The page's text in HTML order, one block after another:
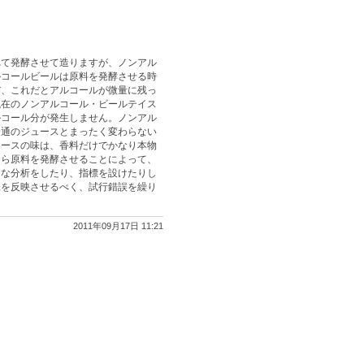
発酵させて造りますが、ノンアル
ールビールは原料を発酵させる時
これだとアルコールが微量に残っ
のノンアルコール・ビールテイス
ール分が発生しません。ノンアル
のジュースとまったく変わらない
スの味は、香料だけでかなり本物
原料を発酵させることによって、
分析をしたり、指標を設けたりし
反映させるべく、試行錯誤を繰り
2011年09月17日 11:21